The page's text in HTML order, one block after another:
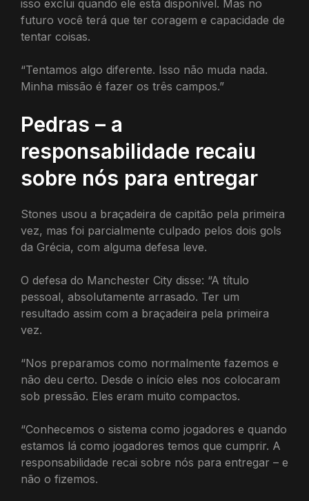
isso exclui quando ele está disponível. Mas no
futuro você terá que ter coragem e capacidade de
tentar coisas.
“Tentamos algo diferente. Isso não muda nada.
Minha missão é fazer os três campos.”
Pedras – a
responsabilidade recaiu
sobre nós para entregar
Stones usou a braçadeira de capitão pela primeira
vez, mas foi parcialmente culpado pelos dois gols
da Grécia, com alguma defesa leve.
O defesa do Manchester City disse: “A título
pessoal, absolutamente arrasado. Ter um
resultado assim com a braçadeira pela primeira
vez.
“Nos preparamos como normalmente fazemos e
não deu certo. Desde o início eles nos colocaram
sob pressão. Eles eram muito compactos.
“Conhecemos o sistema como jogadores e quando
estamos lá como jogadores temos que cumprir. A
responsabilidade recai sobre nós para entregar – e
não o fizemos.